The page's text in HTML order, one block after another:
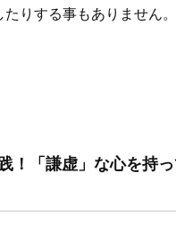
りする事もありません。
！「謙虚」な心を持